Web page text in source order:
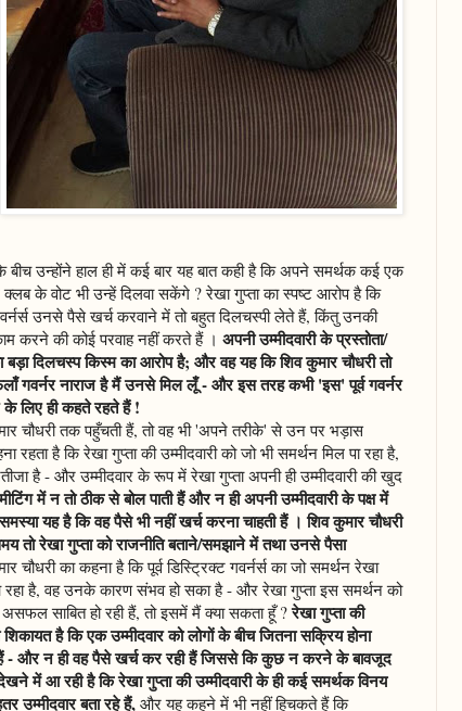
उन्होंने हाल ही में कई बार यह बात कही है कि अपने समर्थक कई एक
के वोट भी उन्हें दिलवा सकेंगे ? रेखा गुप्ता का स्पष्ट आरोप है कि
उनसे पैसे खर्च करवाने में तो बहुत दिलचस्पी लेते हैं, किंतु उनकी
करने की कोई परवाह नहीं करते हैं । अपनी उम्मीदवारी के प्रस्तोता/
बड़ा दिलचस्प किस्म का आरोप है; और वह यह कि शिव कुमार चौधरी तो
गवर्नर नाराज है मैं उनसे मिल लूँ - और इस तरह कभी 'इस' पूर्व गवर्नर
लिए ही कहते रहते हैं !
चौधरी तक पहुँचती हैं, तो वह भी 'अपने तरीके' से उन पर भड़ास
है कि रेखा गुप्ता की उम्मीदवारी को जो भी समर्थन मिल पा रहा है,
है - और उम्मीदवार के रूप में रेखा गुप्ता अपनी ही उम्मीदवारी की खुद
में न तो ठीक से बोल पाती हैं और न ही अपनी उम्मीदवारी के पक्ष में
यह है कि वह पैसे भी नहीं खर्च करना चाहती हैं । शिव कुमार चौधरी
तो रेखा गुप्ता को राजनीति बताने/समझाने में तथा उनसे पैसा
चौधरी का कहना है कि पूर्व डिस्ट्रिक्ट गवर्नर्स का जो समर्थन रेखा
रहा है, वह उनके कारण संभव हो सका है - और रेखा गुप्ता इस समर्थन को
साबित हो रही हैं, तो इसमें मैं क्या सकता हूँ ?रेखा गुप्ता की
है कि एक उम्मीदवार को लोगों के बीच जितना सक्रिय होना
हैं - और न ही वह पैसे खर्च कर रही हैं जिससे कि कुछ न करने के बावजूद
में आ रही है कि रेखा गुप्ता की उम्मीदवारी के ही कई समर्थक विनय
उम्मीदवार बता रहे हैं,और यह कहने में भी नहीं हिचकते हैं कि